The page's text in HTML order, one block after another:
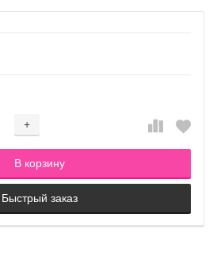
+
Добавляется...
В корзину
Добавлен
Быстрый заказ